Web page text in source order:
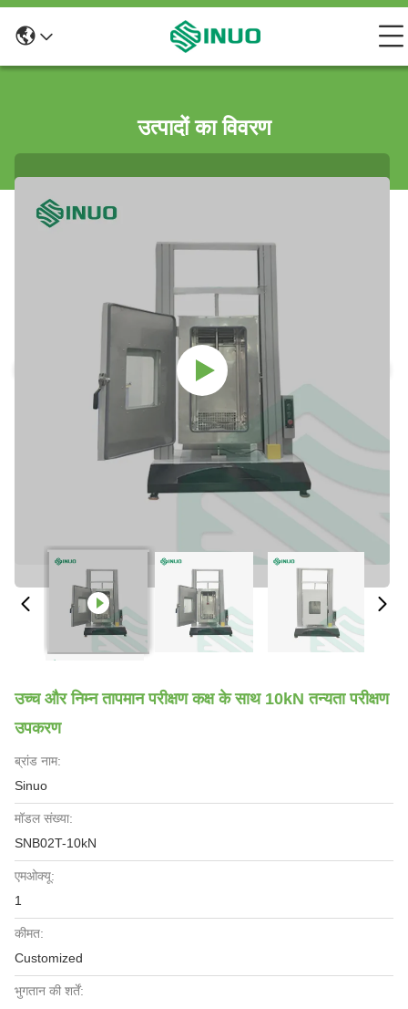
उत्पादों का विवरण
उच्च और निम्न तापमान परीक्षण कक्ष के साथ 10kN तन्यता परीक्षण
उपकरण
ब्रांड नाम:
Sinuo
मॉडल संख्या:
SNB02T-10kN
एमओक्यू:
1
कीमत:
Customized
भुगतान की शर्तें: